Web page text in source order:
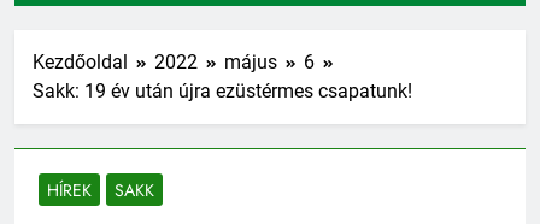
Kezdőoldal 2022 május
6
Sakk: 19 év után újra ezüstérmes csapatunk!
HÍREK SAKK